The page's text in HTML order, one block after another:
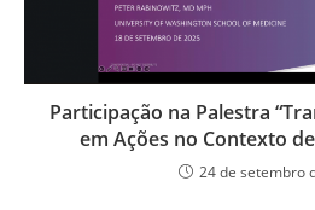
Participação na Palestra
em Ações no Contexto de
24 de setembro